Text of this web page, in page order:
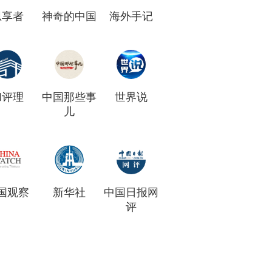
者 神奇的中国 海外手记
理
中国那些事
儿
世界说
观察 新华社
中国日报网
评